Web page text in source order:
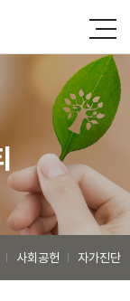
사회공헌 자가진단